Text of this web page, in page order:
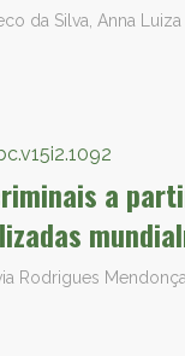
da Silva, Anna
a
Rodrigues